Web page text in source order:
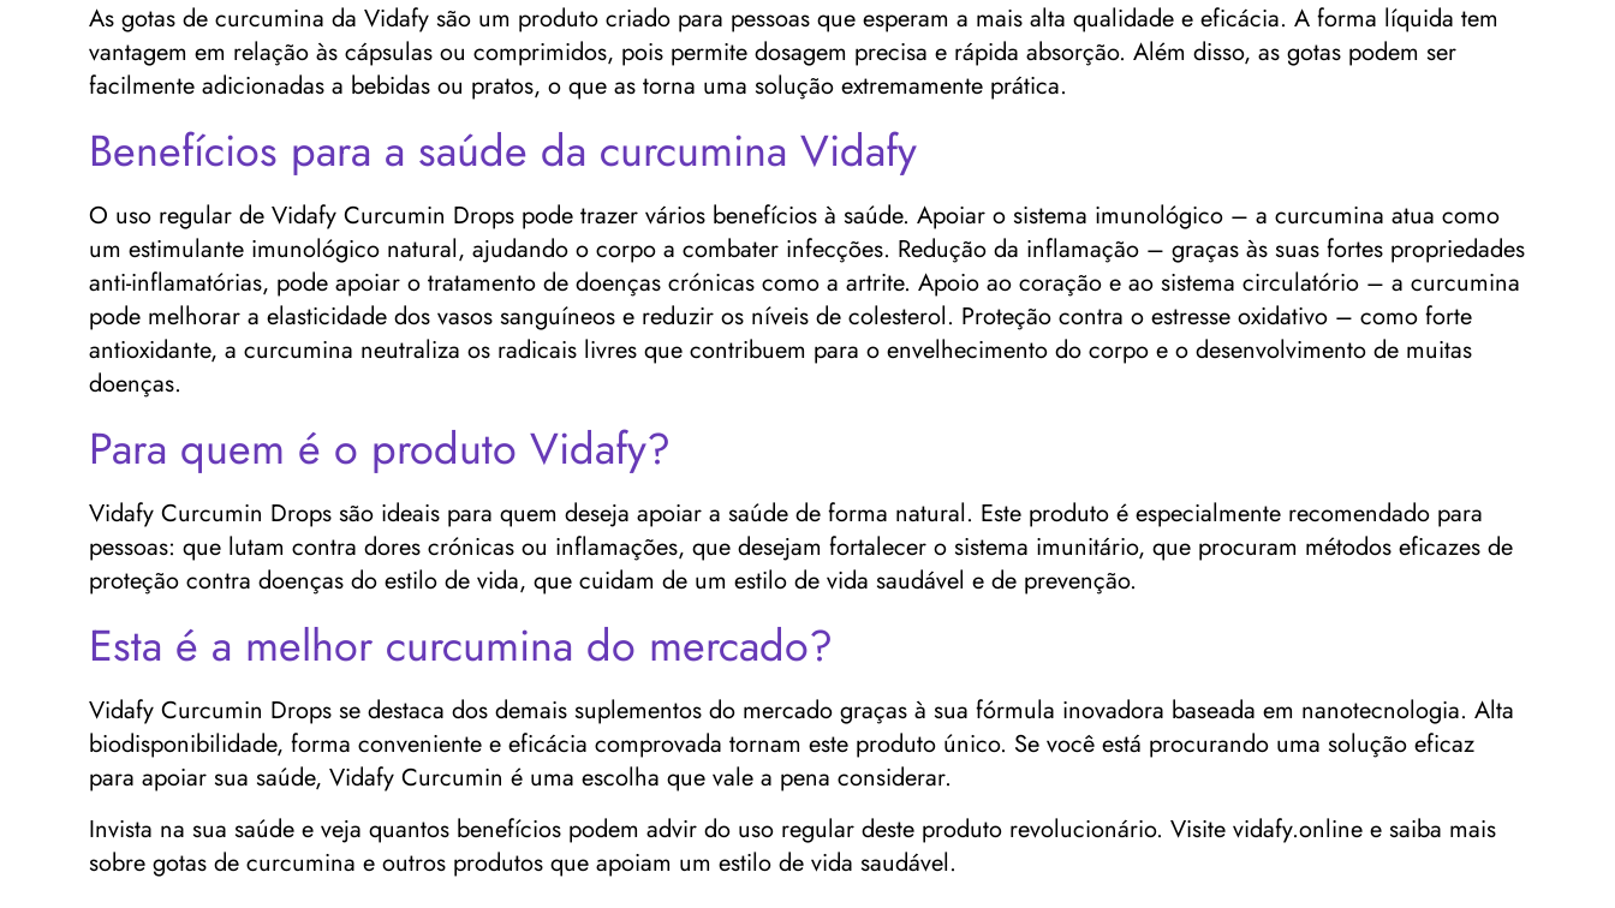
As gotas de curcumina da Vidafy são um produto criado para pessoas que esperam a mais alta qualidade e eficácia. A forma líquida tem
vantagem em relação às cápsulas ou comprimidos, pois permite dosagem precisa e rápida absorção. Além disso, as gotas podem ser
facilmente adicionadas a bebidas ou pratos, o que as torna uma solução extremamente prática.
Benefícios para a saúde da curcumina Vidafy
O uso regular de Vidafy Curcumin Drops pode trazer vários benefícios à saúde. Apoiar o sistema imunológico – a curcumina atua como
um estimulante imunológico natural, ajudando o corpo a combater infecções. Redução da inflamação – graças às suas fortes propriedades
anti-inflamatórias, pode apoiar o tratamento de doenças crónicas como a artrite. Apoio ao coração e ao sistema circulatório – a curcumina
pode melhorar a elasticidade dos vasos sanguíneos e reduzir os níveis de colesterol. Proteção contra o estresse oxidativo – como forte
antioxidante, a curcumina neutraliza os radicais livres que contribuem para o envelhecimento do corpo e o desenvolvimento de muitas
doenças.
Para quem é o produto Vidafy?
Vidafy Curcumin Drops são ideais para quem deseja apoiar a saúde de forma natural. Este produto é especialmente recomendado para
pessoas: que lutam contra dores crónicas ou inflamações, que desejam fortalecer o sistema imunitário, que procuram métodos eficazes de
proteção contra doenças do estilo de vida, que cuidam de um estilo de vida saudável e de prevenção.
Esta é a melhor curcumina do mercado?
Vidafy Curcumin Drops se destaca dos demais suplementos do mercado graças à sua fórmula inovadora baseada em nanotecnologia. Alta
biodisponibilidade, forma conveniente e eficácia comprovada tornam este produto único. Se você está procurando uma solução eficaz
para apoiar sua saúde, Vidafy Curcumin é uma escolha que vale a pena considerar.
Invista na sua saúde e veja quantos benefícios podem advir do uso regular deste produto revolucionário. Visite vidafy.online e saiba mais
sobre gotas de curcumina e outros produtos que apoiam um estilo de vida saudável.